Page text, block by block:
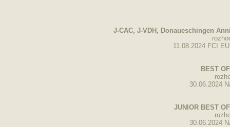
J-CAC, J-VDH, Donaueschingen
11.08.2024 FCI
BEST
30.06.2024
JUNIOR BEST
30.06.2024